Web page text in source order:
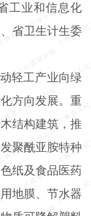
工业和信息化
省卫生计生委
轻工产业向绿
方向发展。重
结构建筑，推
聚酰亚胺特种
纸及食品医药
地膜、节水器